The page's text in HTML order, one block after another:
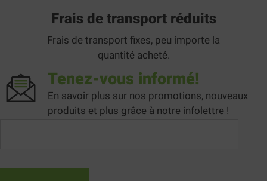
Frais de transport réduits
Frais de transport fixes, peu importe la
quantité acheté.
Tenez-vous informé!
En savoir plus sur nos promotions, nouveaux
produits et plus grâce à notre infolettre !